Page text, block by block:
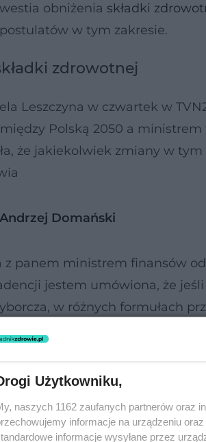
obniżenia składki
w tym zakresie.
zdrowotnej
Leszczyna w czwartek w
Polską 2050 a
że jakiekolwiek zmiany w
Domański
z panem ministrem finansów
jestem umówiona, że
w różnych formułach
to musi mi takie same środki
zdrowia.
Użytkowniku,
naszych 1162 zaufanych partnerów oraz
informacje na urządzeniu
informacje wysyłane przez